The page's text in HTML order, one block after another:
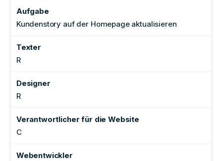
Kundenstory auf der Homepage aktualisieren
R
R
C